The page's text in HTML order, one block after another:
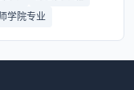
学院专业